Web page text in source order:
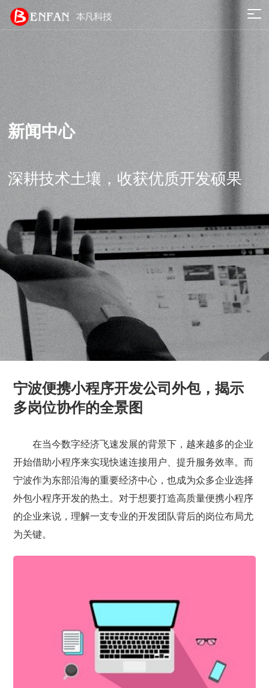
新闻中心
深耕技术土壤，收获优质开发硕果
宁波便携小程序开发公司外包，揭示
多岗位协作的全景图
在当今数字经济飞速发展的背景下，越来越多的企业
开始借助小程序来实现快速连接用户、提升服务效率。而
宁波作为东部沿海的重要经济中心，也成为众多企业选择
外包小程序开发的热土。对于想要打造高质量便携小程序
的企业来说，理解一支专业的开发团队背后的岗位布局尤
为关键。